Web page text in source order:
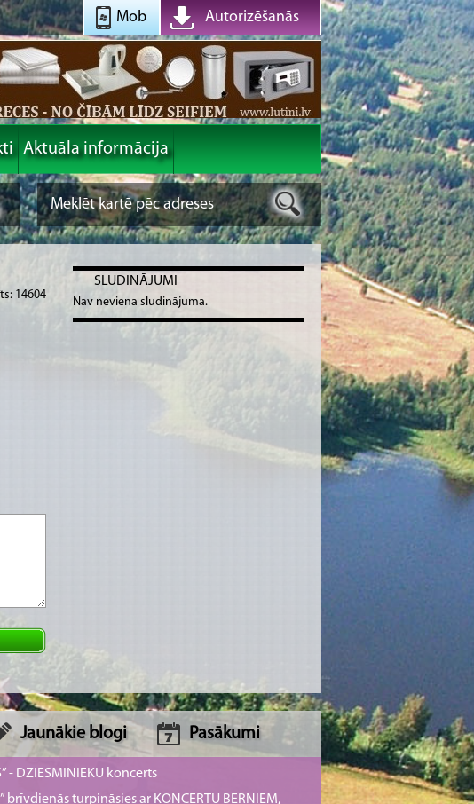
Autorizēšanās
Mob
Aktuāla informācija
14604
SLUDINĀJUMI
Nav neviena sludinājuma.
Jaunākie blogi Pasākumi
- DZIESMINIEKU koncerts
brīvdienās turpināsies ar KONCERTU BĒRNIEM,